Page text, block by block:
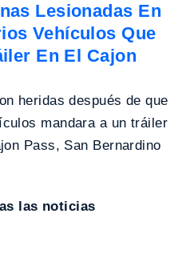
Lesionadas En
Vehículos Que
En El Cajon
heridas después de que
mandara a un tráiler
Pass, San Bernardino
las noticias